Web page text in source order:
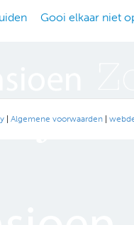
Gooi elkaar niet
| Algemene voorwaarden |